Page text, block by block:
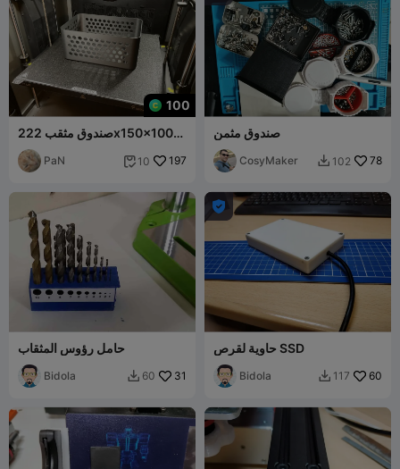
100
صندوق مثقب 222x150x100
مم
PaN  10 197
صندوق مثمن
CosyMaker  102 78
حامل رؤوس المثقاب
Bidola  60 31

حاوية لقرص SSD
Bidola  117 60